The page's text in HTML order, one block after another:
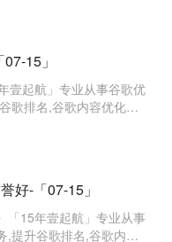
15」
壹起航」专业从事谷歌优
歌排名,谷歌内容优化技
好-「07-15」
「15年壹起航」专业从事
,提升谷歌排名,谷歌内容